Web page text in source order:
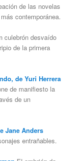
de las novelas
contemporánea.
culebrón desvaído
de la primera
de Yuri Herrera
de manifiesto la
de un
Jane Anders
entrañables.